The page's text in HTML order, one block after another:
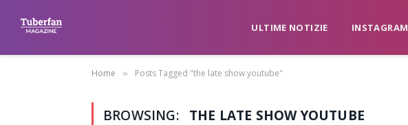
ULTIME NOTIZIE INSTAGRAM
Home » Posts Tagged "the late show youtube"
BROWSING: THE LATE SHOW YOUTUBE